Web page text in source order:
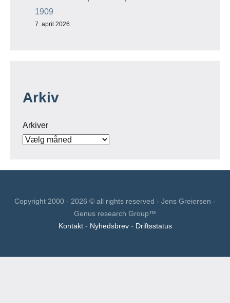
1909
7. april 2026
Arkiv
Arkiver
Copyright 2000 - 2026 © all rights reserved - Jens Greiersen -
Genus research Group™
Kontakt- Nyhedsbrev- Driftsstatus